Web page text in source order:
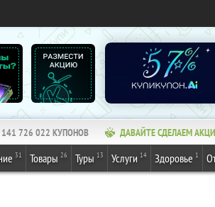
141 726 022 КУПОНОВ ДАВАЙТЕ СДЕЛАЕМ
31 Товары 26 Туры 13 Услуги 14 Здоровье 1